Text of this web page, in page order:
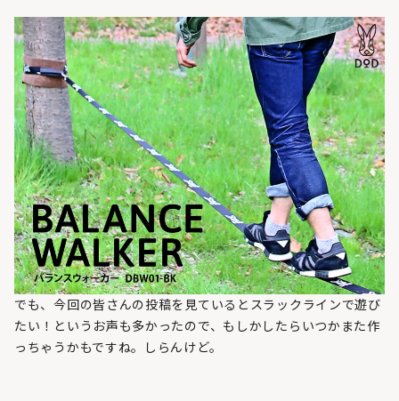
でも、今回の皆さんの投稿を見ているとスラックラインで遊び
たい！というお声も多かったので、もしかしたらいつかまた作
っちゃうかもですね。しらんけど。